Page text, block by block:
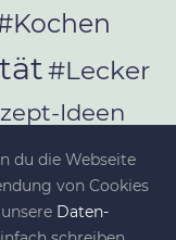
#Lecker
Ideen
du die Webseite
von Cookies
Da­ten­